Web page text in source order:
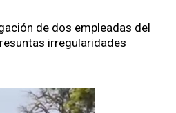
de dos empleadas del
irregularidades